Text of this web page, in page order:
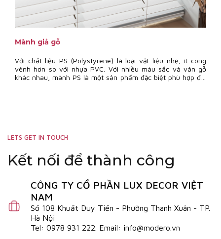
Mành giả gỗ
Với chất liệu PS (Polystyrene) là loại vật liệu nhẹ, ít cong
vênh hơn so với nhựa PVC. Với nhiều màu sắc và vân gỗ
khác nhau, mành PS là một sản phẩm đặc biệt phù hợp đối
LETS GET IN TOUCH
Kết nối để thành công
CÔNG TY CỔ PHẦN LUX DECOR VIỆT
NAM
Số 108 Khuất Duy Tiến - Phường Thanh Xuân - TP.
Hà Nội
Tel: 0978 931 222. Email: info@modero.vn